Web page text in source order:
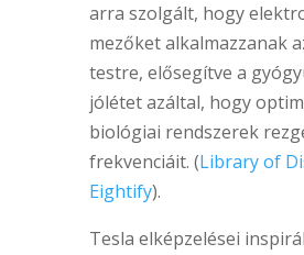
arra szolgált, hogy
mezőket alkalmazzanak
testre, elősegítve a
jólétet azáltal, hogy
biológiai rendszerek
frekvenciáit. (Library of
Eightify).
Tesla elképzelései